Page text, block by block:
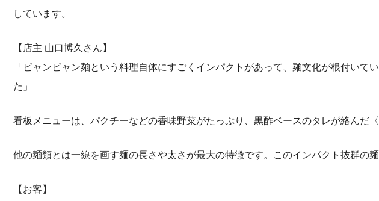
しています。
【店主 山口博久さん】
「ビャンビャン麺という料理自体にすごくインパクトがあって、麺文化が根付いて
た」
看板メニューは、パクチーなどの香味野菜がたっぷり、黒酢ベースのタレが絡んだ
他の麺類とは一線を画す麺の長さや太さが最大の特徴です。このインパクト抜群の
【お客】